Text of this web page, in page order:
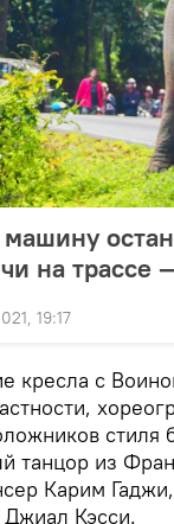
на трассе
19:17
кресла с
танцор из
Карим
Кэсси.